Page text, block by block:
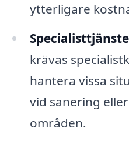
ytterligare
krävas
hantera vissa
vid sanering
områden.